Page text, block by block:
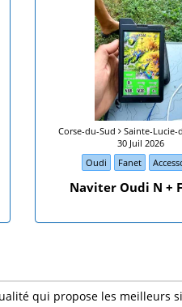
Corse-du-Sud Sainte-Lucie-
30 Juil 2026
Oudi
Fanet
Naviter Oudi N +
qui propose les meilleurs